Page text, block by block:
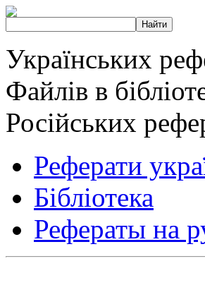
Українських
Файлів в
Російських
Реферати
Бібліотека
Рефераты на